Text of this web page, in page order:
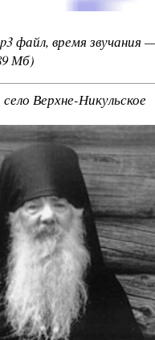
файл, время звучания
Мб)
Верхне-Никульское